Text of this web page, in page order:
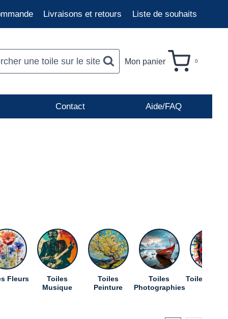
Livraisons et retours Liste de souhaits
une toile sur le site Mon panier 0
Contact Aide/FAQ
Fleurs
Toiles
Musique
Toiles
Peinture
Toiles
Photographies
Toiles Pop